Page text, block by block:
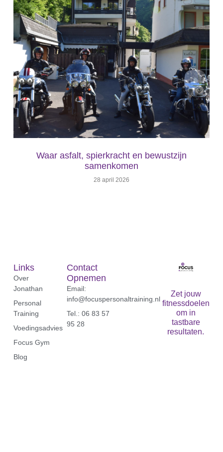
Waar asfalt, spierkracht en bewustzijn
samenkomen
28 april 2026
Zet jouw
fitnessdoelen
om in
tastbare
resultaten.
Links
Over
Jonathan
Personal
Training
Voedingsadvies
Focus Gym
Blog
Contact
Opnemen
Email:
info@focuspersonaltraining.nl
Tel.: 06 83 57
95 28‬